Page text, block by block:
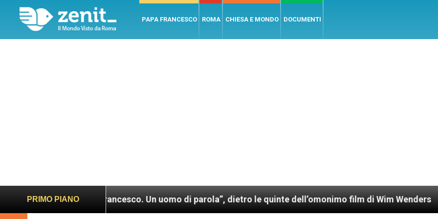
PAPA FRANCESCO ROMA CHIESA E MONDO DOCUMENTI
PRIMO PIANO
“Papa Francesco. Un uomo di parola”, dietro le quinte dell’omonimo film di Wim Wenders Lunedì 4